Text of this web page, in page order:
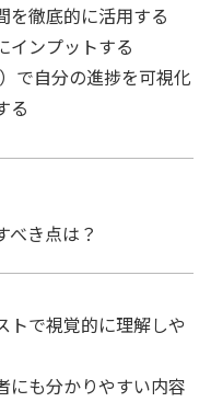
を徹底的に活用する
インプットする
で自分の進捗を可視化
る
べき点は？
トで視覚的に理解しや
にも分かりやすい内容